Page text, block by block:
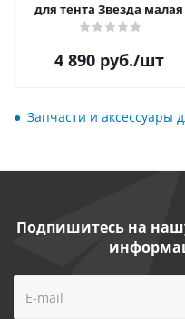
для тента Звезда малая
4 890руб./шт
Запчасти и аксессуары
Подпишитесь на